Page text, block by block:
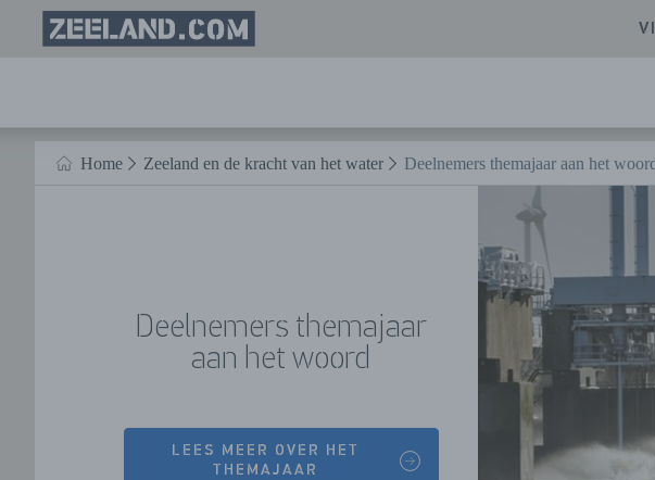
Naar hoofdinhoud
Homepage
Zeeland.com
HOME
Home Zeeland en de kracht van het water Deelnemers themajaar aan het
Deelnemers themajaar
aan het woord
LEES MEER OVER HET
THEMAJAAR